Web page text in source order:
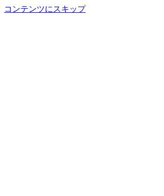
コンテンツにスキップ